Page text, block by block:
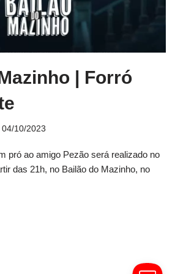
| Forró
04/10/2023
pró ao amigo Pezão será realizado no
das 21h, no Bailão do Mazinho, no